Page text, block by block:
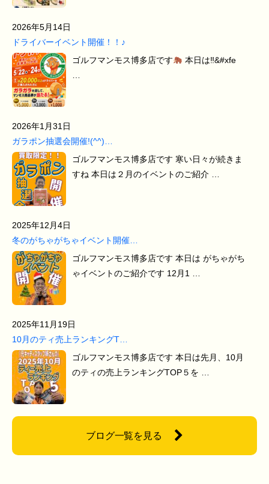
2026年5月14日
ドライバーイベント開催！！♪
ゴルフマンモス博多店です
本日は‼&#xfe
2026年1月31日
ガラポン抽選会開催!(^^)…
ゴルフマンモス博多店です 寒い日々が続きま
すね 本日は２月のイベントのご紹介 …
2025年12月4日
冬のがちゃがちゃイベント開催…
ゴルフマンモス博多店です 本日は がちゃがち
ゃイベントのご紹介です 12月1 …
2025年11月19日
10月のティ売上ランキングT…
ゴルフマンモス博多店です 本日は先月、10月
のティの売上ランキングTOP５を …
ブログ一覧を見る